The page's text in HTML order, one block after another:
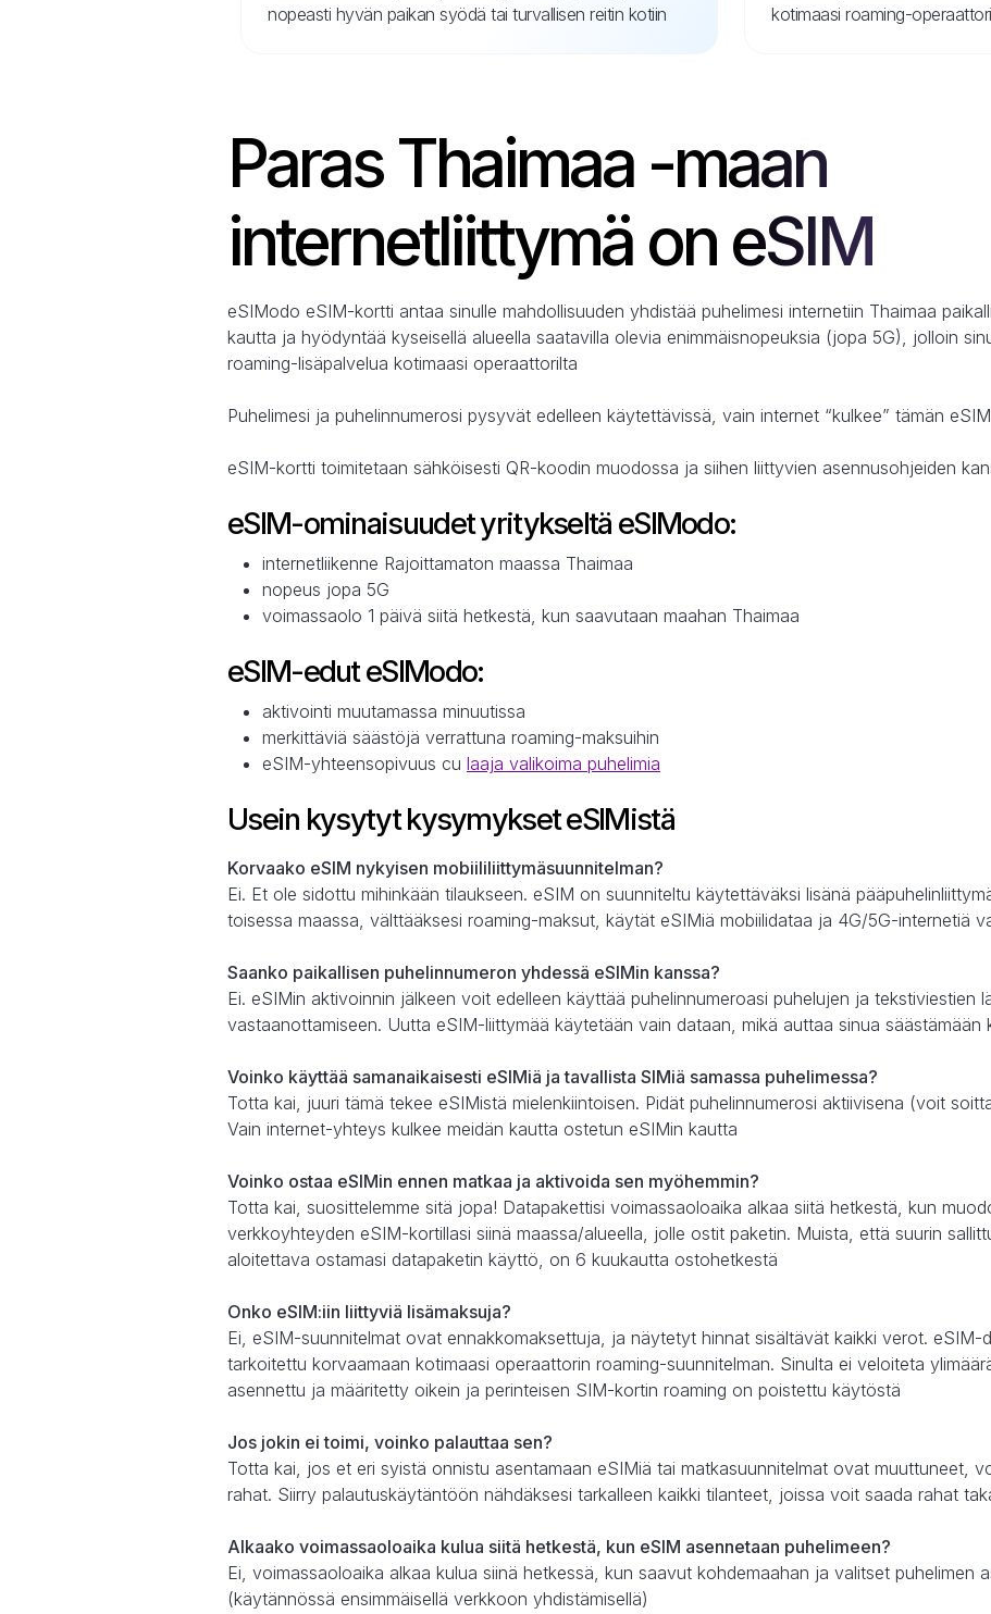
nopeasti hyvän paikan syödä tai turvallisen reitin kotiin
kotimaasi roaming-
Paras Thaimaa -maan
internetliittymä on eSIM
eSIModo eSIM-kortti antaa sinulle mahdollisuuden yhdistää puhelimesi internetiin Thaimaa
kautta ja hyödyntää kyseisellä alueella saatavilla olevia enimmäisnopeuksia (jopa 5G), jolloin
roaming-lisäpalvelua kotimaasi operaattorilta
Puhelimesi ja puhelinnumerosi pysyvät edelleen käytettävissä, vain internet “kulkee” tämän
eSIM-kortti toimitetaan sähköisesti QR-koodin muodossa ja siihen liittyvien asennusohjeiden
eSIM-ominaisuudet yritykseltä eSIModo:
internetliikenne Rajoittamaton maassa Thaimaa
nopeus jopa 5G
voimassaolo 1 päivä siitä hetkestä, kun saavutaan maahan Thaimaa
eSIM-edut eSIModo:
aktivointi muutamassa minuutissa
merkittäviä säästöjä verrattuna roaming-maksuihin
eSIM-yhteensopivuus cu laaja valikoima puhelimia
Usein kysytyt kysymykset eSIMistä
Korvaako eSIM nykyisen mobiililiittymäsuunnitelman?
Ei. Et ole sidottu mihinkään tilaukseen. eSIM on suunniteltu käytettäväksi lisänä
toisessa maassa, välttääksesi roaming-maksut, käytät eSIMiä mobiilidataa ja 4G/5G-internetiä
Saanko paikallisen puhelinnumeron yhdessä eSIMin kanssa?
Ei. eSIMin aktivoinnin jälkeen voit edelleen käyttää puhelinnumeroasi puhelujen ja tekstiviestien
vastaanottamiseen. Uutta eSIM-liittymää käytetään vain dataan, mikä auttaa sinua säästämään
Voinko käyttää samanaikaisesti eSIMiä ja tavallista SIMiä samassa puhelimessa?
Totta kai, juuri tämä tekee eSIMistä mielenkiintoisen. Pidät puhelinnumerosi aktiivisena (voit
Vain internet-yhteys kulkee meidän kautta ostetun eSIMin kautta
Voinko ostaa eSIMin ennen matkaa ja aktivoida sen myöhemmin?
Totta kai, suosittelemme sitä jopa! Datapakettisi voimassaoloaika alkaa siitä hetkestä, kun
verkkoyhteyden eSIM-kortillasi siinä maassa/alueella, jolle ostit paketin. Muista, että suurin
aloitettava ostamasi datapaketin käyttö, on 6 kuukautta ostohetkestä
Onko eSIM:iin liittyviä lisämaksuja?
Ei, eSIM-suunnitelmat ovat ennakkomaksettuja, ja näytetyt hinnat sisältävät kaikki verot. eSIM-
tarkoitettu korvaamaan kotimaasi operaattorin roaming-suunnitelman. Sinulta ei veloiteta
asennettu ja määritetty oikein ja perinteisen SIM-kortin roaming on poistettu käytöstä
Jos jokin ei toimi, voinko palauttaa sen?
Totta kai, jos et eri syistä onnistu asentamaan eSIMiä tai matkasuunnitelmat ovat muuttuneet,
rahat. Siirry palautuskäytäntöön nähdäksesi tarkalleen kaikki tilanteet, joissa voit saada rahat
Alkaako voimassaoloaika kulua siitä hetkestä, kun eSIM asennetaan puhelimeen?
Ei, voimassaoloaika alkaa kulua siinä hetkessä, kun saavut kohdemaahan ja valitset puhelimen
(käytännössä ensimmäisellä verkkoon yhdistämisellä)